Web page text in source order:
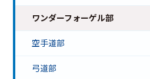
ワンダーフォーゲル部
空手道部
弓道部